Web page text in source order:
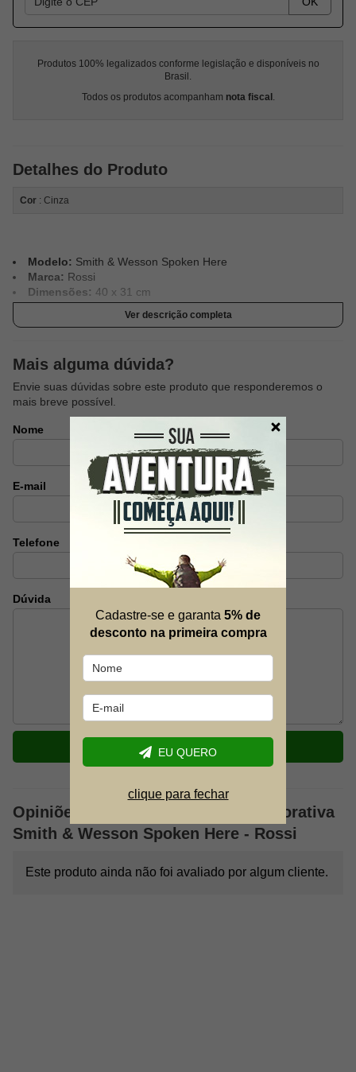
Produtos 100% legalizados conforme legislação e disponíveis no
Brasil.
Todos os produtos acompanham nota fiscal .
Detalhes do Produto
Cor : Cinza
Modelo: Smith & Wesson Spoken Here
Marca: Rossi
Dimensões: 40 x 31 cm
Ver descrição completa
Mais alguma dúvida?
Envie suas dúvidas sobre este produto que responderemos o
mais breve possível.
Nome
E-mail
Telefone
Dúvida
ENVIAR
Opiniões sobre: Placa Metálica Decorativa
Smith & Wesson Spoken Here - Rossi
Este produto ainda não foi avaliado por algum cliente.
Cadastre-se e garanta 5% de
desconto na primeira compra
EU QUERO
clique para fechar